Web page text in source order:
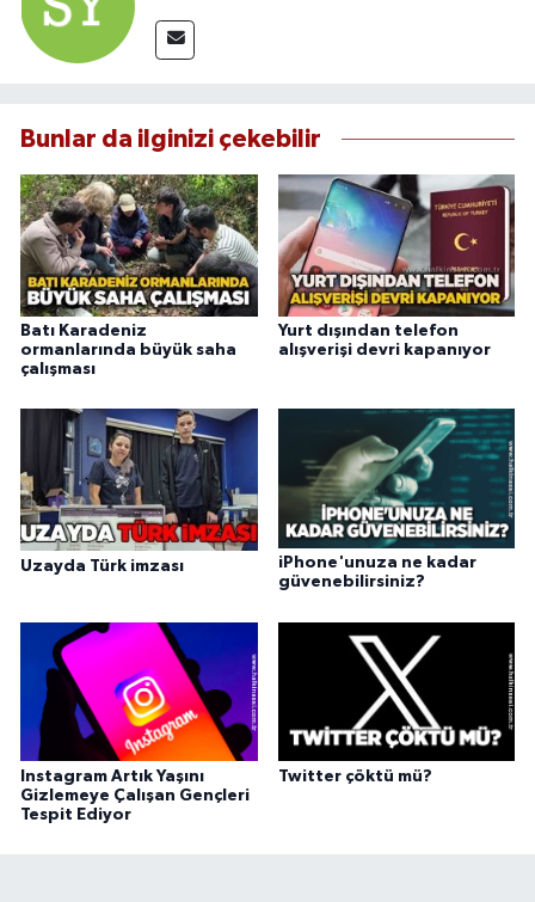
Bunlar da ilginizi çekebilir
Batı Karadeniz
ormanlarında büyük saha
çalışması
Yurt dışından telefon
alışverişi devri kapanıyor
Uzayda Türk imzası
iPhone'unuza ne kadar
güvenebilirsiniz?
Instagram Artık Yaşını
Gizlemeye Çalışan Gençleri
Tespit Ediyor
Twitter çöktü mü?